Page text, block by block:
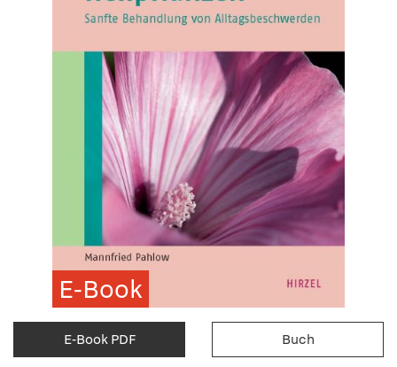
E-Book
E-Book PDF Buch